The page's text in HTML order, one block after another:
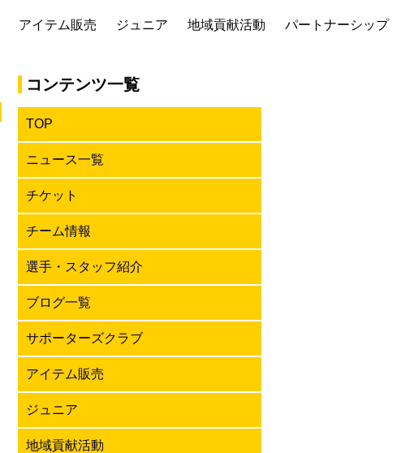
アイテム販売 ジュニア 地域貢献活動 パートナーシップ
コンテンツ一覧
TOP
ニュース一覧
チケット
チーム情報
選手・スタッフ紹介
ブログ一覧
サポーターズクラブ
アイテム販売
ジュニア
地域貢献活動